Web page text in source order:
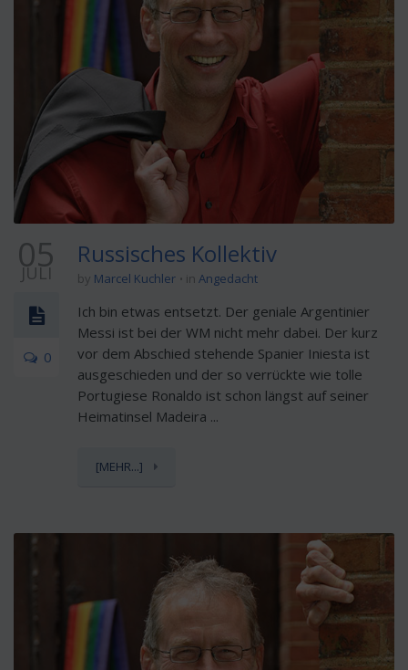
05
JULI
0
Russisches Kollektiv
by Marcel Kuchler in Angedacht
Ich bin etwas entsetzt. Der geniale Argentinier
Messi ist bei der WM nicht mehr dabei. Der kurz
vor dem Abschied stehende Spanier Iniesta ist
ausgeschieden und der so verrückte wie tolle
Portugiese Ronaldo ist schon längst auf seiner
Heimatinsel Madeira ...
[MEHR...]